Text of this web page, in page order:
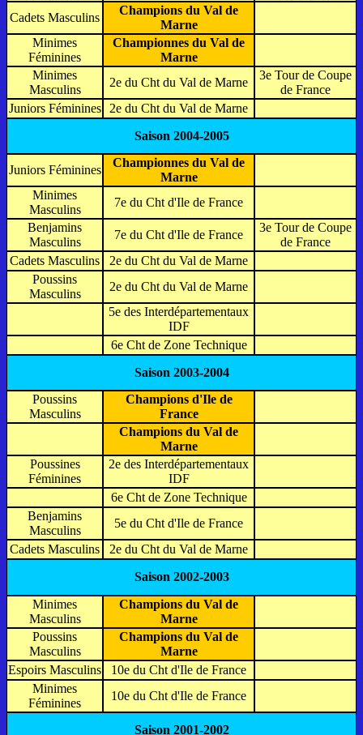
Cadets Masculins
Champions du Val de
Marne
Minimes
Féminines
Championnes du Val de
Marne
Minimes
Masculins
2e du Cht du Val de Marne
3e Tour de Coupe
de France
Juniors Féminines
2e du Cht du Val de Marne
Saison 2004-2005
Juniors Féminines
Championnes du Val de
Marne
Minimes
Masculins
7e du Cht d'Ile de France
Benjamins
Masculins
7e du Cht d'Ile de France
3e Tour de Coupe
de France
Cadets Masculins
2e du Cht du Val de Marne
Poussins
Masculins
2e du Cht du Val de Marne
5e des Interdépartementaux
IDF
6e Cht de Zone Technique
Saison 2003-2004
Poussins
Masculins
Champions d'Ile de
France
Champions du Val de
Marne
Poussines
Féminines
2e des Interdépartementaux
IDF
6e Cht de Zone Technique
Benjamins
Masculins
5e du Cht d'Ile de France
Cadets Masculins
2e du Cht du Val de Marne
Saison 2002-2003
Minimes
Masculins
Champions du Val de
Marne
Poussins
Masculins
Champions du Val de
Marne
Espoirs Masculins
10e du Cht d'Ile de France
Minimes
Féminines
10e du Cht d'Ile de France
Saison 2001-2002